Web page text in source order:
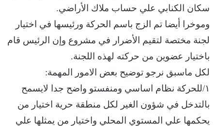
سكان الكنابي علي حساب ملاك الأراضي.
وموخرا أيضا تم الزج باسم الحركة ورئيسها في اختيار
لجنة مختصة لتقيم الأضرار في مشروع وإن الرئيس قام
باختيار عضوين من حركته لهذه اللجنة.
لكل ماسبق نرجو توضيح بعض الامور المهمة:
١/للحركة نظام اساسي ومنفستو واضح جدا لايسمح
بالتدخل في شؤون الغير لكل منطقة حرية اختيار من
يحكمها علي المستوي المحلي واختيار من يمثلها علي